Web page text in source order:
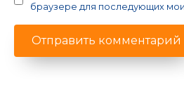
браузере для последующих